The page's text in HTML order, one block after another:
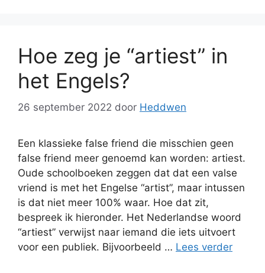
Hoe zeg je “artiest” in
het Engels?
26 september 2022 door Heddwen
Een klassieke false friend die misschien geen
false friend meer genoemd kan worden: artiest.
Oude schoolboeken zeggen dat dat een valse
vriend is met het Engelse “artist”, maar intussen
is dat niet meer 100% waar. Hoe dat zit,
bespreek ik hieronder. Het Nederlandse woord
“artiest” verwijst naar iemand die iets uitvoert
voor een publiek. Bijvoorbeeld … Lees verder